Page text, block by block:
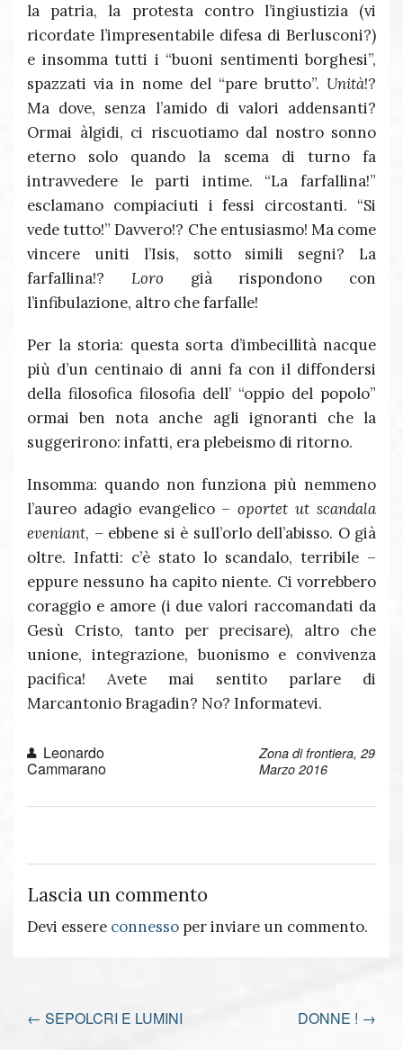
la patria, la protesta contro l’ingiustizia (vi
ricordate l’impresentabile difesa di Berlusconi?)
e insomma tutti i “buoni sentimenti borghesi”,
spazzati via in nome del “pare brutto”. Unità!?
Ma dove, senza l’amido di valori addensanti?
Ormai àlgidi, ci riscuotiamo dal nostro sonno
eterno solo quando la scema di turno fa
intravvedere le parti intime. “La farfallina!”
esclamano compiaciuti i fessi circostanti. “Si
vede tutto!” Davvero!? Che entusiasmo! Ma come
vincere uniti l’Isis, sotto simili segni? La
farfallina!? Loro già rispondono con
l’infibulazione, altro che farfalle!
Per la storia: questa sorta d’imbecillità nacque
più d’un centinaio di anni fa con il diffondersi
della filosofica filosofia dell’ “oppio del popolo”
ormai ben nota anche agli ignoranti che la
suggerirono: infatti, era plebeismo di ritorno.
Insomma: quando non funziona più nemmeno
l’aureo adagio evangelico –oportet ut scandala
eveniant, – ebbene si è sull’orlo dell’abisso. O già
oltre. Infatti: c’è stato lo scandalo, terribile –
eppure nessuno ha capito niente. Ci vorrebbero
coraggio e amore (i due valori raccomandati da
Gesù Cristo, tanto per precisare), altro che
unione, integrazione, buonismo e convivenza
pacifica! Avete mai sentito parlare di
Marcantonio Bragadin? No? Informatevi.
Leonardo
Cammarano
Zona di frontiera, 29
Marzo 2016
Lascia un commento
Devi essere connesso per inviare un commento.
← SEPOLCRI E LUMINI DONNE ! →